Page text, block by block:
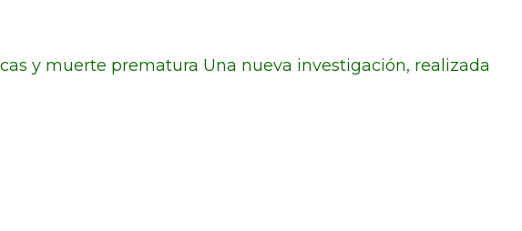
y muerte prematura Una nueva investigación, realizada